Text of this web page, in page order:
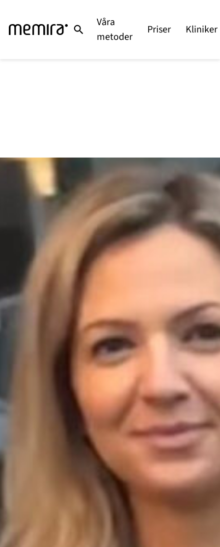
Våra
metoder
Priser Kliniker